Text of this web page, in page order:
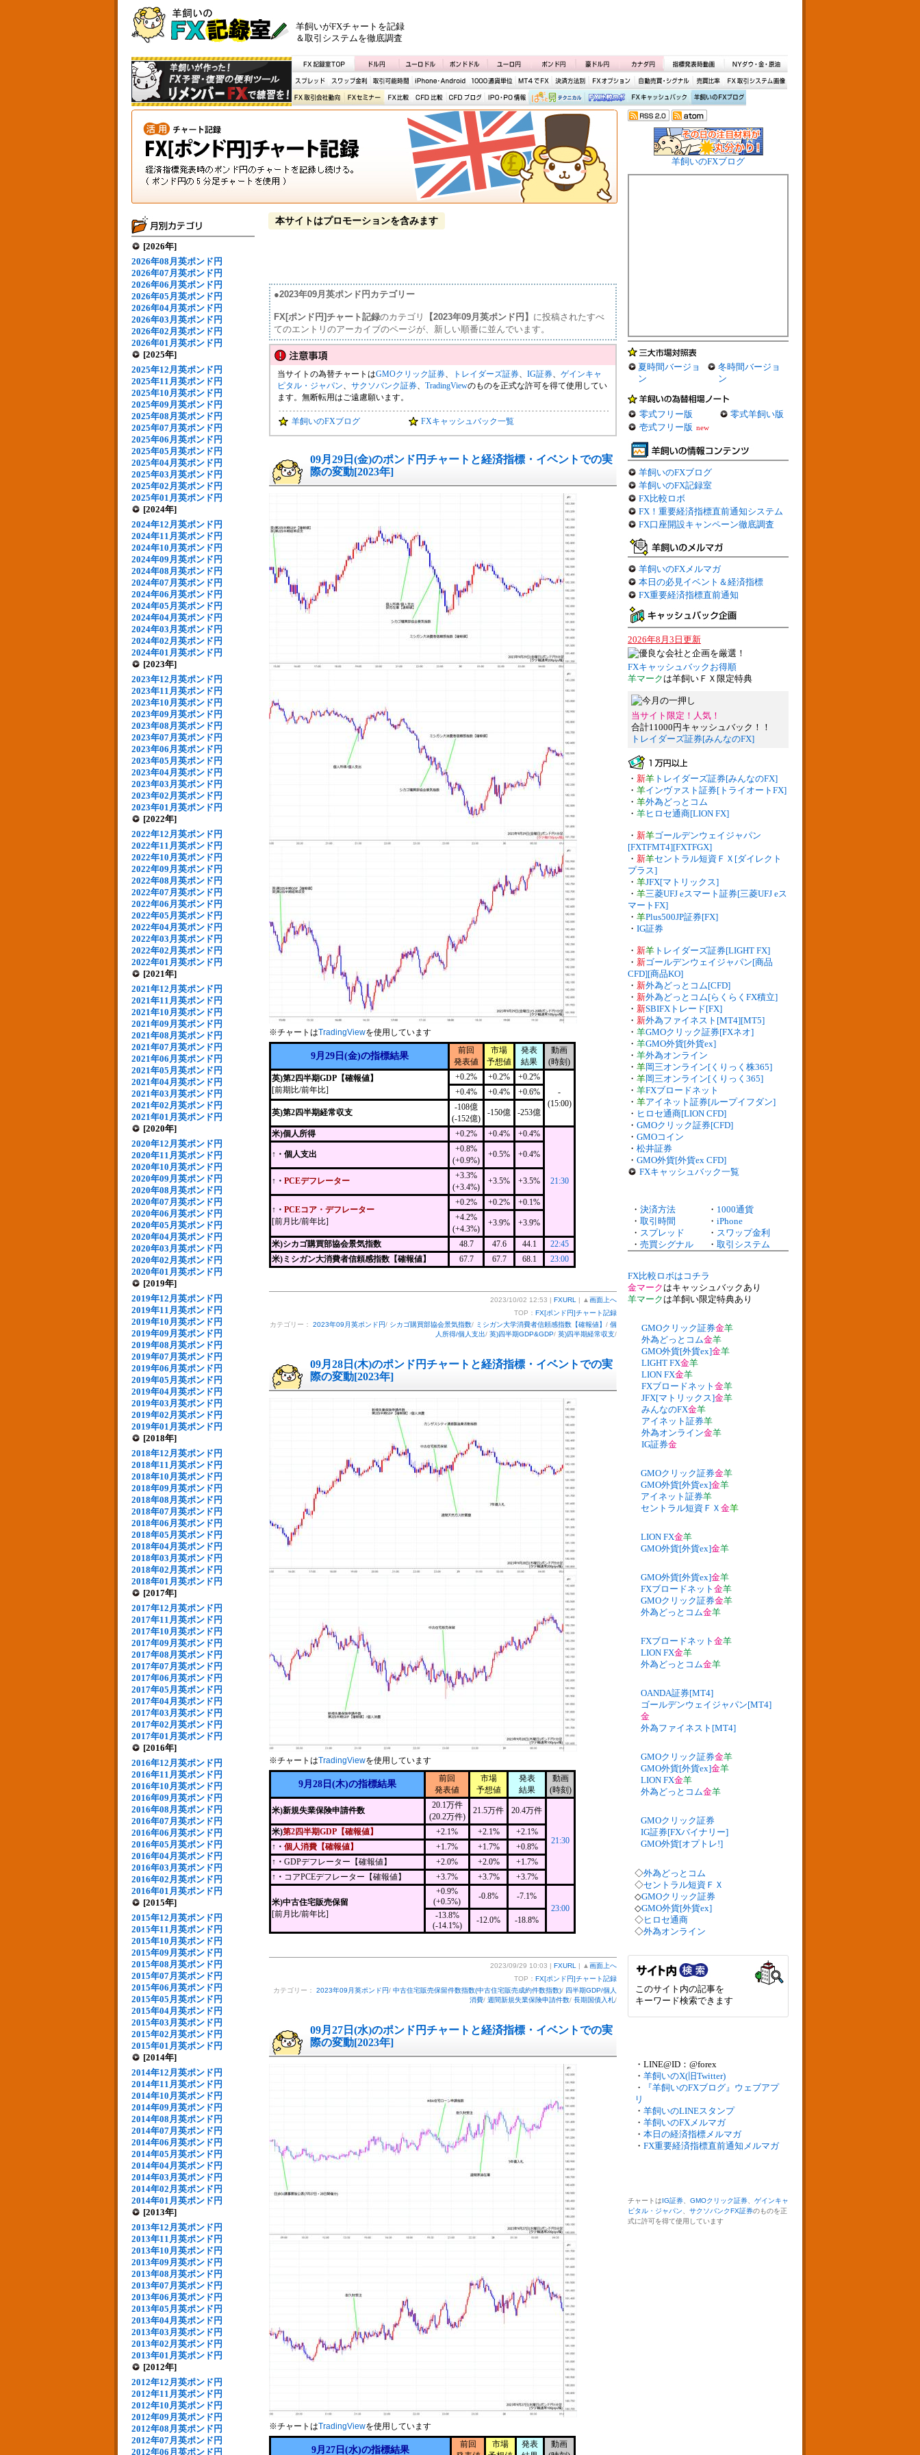
羊飼いがFXチャートを記録
＆取引システムを徹底調査
[2026年]
2026年08月英ポンド円
2026年07月英ポンド円
2026年06月英ポンド円
2026年05月英ポンド円
2026年04月英ポンド円
2026年03月英ポンド円
2026年02月英ポンド円
2026年01月英ポンド円
[2025年]
2025年12月英ポンド円
2025年11月英ポンド円
2025年10月英ポンド円
2025年09月英ポンド円
2025年08月英ポンド円
2025年07月英ポンド円
2025年06月英ポンド円
2025年05月英ポンド円
2025年04月英ポンド円
2025年03月英ポンド円
2025年02月英ポンド円
2025年01月英ポンド円
[2024年]
2024年12月英ポンド円
2024年11月英ポンド円
2024年10月英ポンド円
2024年09月英ポンド円
2024年08月英ポンド円
2024年07月英ポンド円
2024年06月英ポンド円
2024年05月英ポンド円
2024年04月英ポンド円
2024年03月英ポンド円
2024年02月英ポンド円
2024年01月英ポンド円
[2023年]
2023年12月英ポンド円
2023年11月英ポンド円
2023年10月英ポンド円
2023年09月英ポンド円
2023年08月英ポンド円
2023年07月英ポンド円
2023年06月英ポンド円
2023年05月英ポンド円
2023年04月英ポンド円
2023年03月英ポンド円
2023年02月英ポンド円
2023年01月英ポンド円
[2022年]
2022年12月英ポンド円
2022年11月英ポンド円
2022年10月英ポンド円
2022年09月英ポンド円
2022年08月英ポンド円
2022年07月英ポンド円
2022年06月英ポンド円
2022年05月英ポンド円
2022年04月英ポンド円
2022年03月英ポンド円
2022年02月英ポンド円
2022年01月英ポンド円
[2021年]
2021年12月英ポンド円
2021年11月英ポンド円
2021年10月英ポンド円
2021年09月英ポンド円
2021年08月英ポンド円
2021年07月英ポンド円
2021年06月英ポンド円
2021年05月英ポンド円
2021年04月英ポンド円
2021年03月英ポンド円
2021年02月英ポンド円
2021年01月英ポンド円
[2020年]
2020年12月英ポンド円
2020年11月英ポンド円
2020年10月英ポンド円
2020年09月英ポンド円
2020年08月英ポンド円
2020年07月英ポンド円
2020年06月英ポンド円
2020年05月英ポンド円
2020年04月英ポンド円
2020年03月英ポンド円
2020年02月英ポンド円
2020年01月英ポンド円
[2019年]
2019年12月英ポンド円
2019年11月英ポンド円
2019年10月英ポンド円
2019年09月英ポンド円
2019年08月英ポンド円
2019年07月英ポンド円
2019年06月英ポンド円
2019年05月英ポンド円
2019年04月英ポンド円
2019年03月英ポンド円
2019年02月英ポンド円
2019年01月英ポンド円
[2018年]
2018年12月英ポンド円
2018年11月英ポンド円
2018年10月英ポンド円
2018年09月英ポンド円
2018年08月英ポンド円
2018年07月英ポンド円
2018年06月英ポンド円
2018年05月英ポンド円
2018年04月英ポンド円
2018年03月英ポンド円
2018年02月英ポンド円
2018年01月英ポンド円
[2017年]
2017年12月英ポンド円
2017年11月英ポンド円
2017年10月英ポンド円
2017年09月英ポンド円
2017年08月英ポンド円
2017年07月英ポンド円
2017年06月英ポンド円
2017年05月英ポンド円
2017年04月英ポンド円
2017年03月英ポンド円
2017年02月英ポンド円
2017年01月英ポンド円
[2016年]
2016年12月英ポンド円
2016年11月英ポンド円
2016年10月英ポンド円
2016年09月英ポンド円
2016年08月英ポンド円
2016年07月英ポンド円
2016年06月英ポンド円
2016年05月英ポンド円
2016年04月英ポンド円
2016年03月英ポンド円
2016年02月英ポンド円
2016年01月英ポンド円
[2015年]
2015年12月英ポンド円
2015年11月英ポンド円
2015年10月英ポンド円
2015年09月英ポンド円
2015年08月英ポンド円
2015年07月英ポンド円
2015年06月英ポンド円
2015年05月英ポンド円
2015年04月英ポンド円
2015年03月英ポンド円
2015年02月英ポンド円
2015年01月英ポンド円
[2014年]
2014年12月英ポンド円
2014年11月英ポンド円
2014年10月英ポンド円
2014年09月英ポンド円
2014年08月英ポンド円
2014年07月英ポンド円
2014年06月英ポンド円
2014年05月英ポンド円
2014年04月英ポンド円
2014年03月英ポンド円
2014年02月英ポンド円
2014年01月英ポンド円
[2013年]
2013年12月英ポンド円
2013年11月英ポンド円
2013年10月英ポンド円
2013年09月英ポンド円
2013年08月英ポンド円
2013年07月英ポンド円
2013年06月英ポンド円
2013年05月英ポンド円
2013年04月英ポンド円
2013年03月英ポンド円
2013年02月英ポンド円
2013年01月英ポンド円
[2012年]
2012年12月英ポンド円
2012年11月英ポンド円
2012年10月英ポンド円
2012年09月英ポンド円
2012年08月英ポンド円
2012年07月英ポンド円
2012年06月英ポンド円
本サイトはプロモーションを含みます
●2023年09月英ポンド円カテゴリー
FX[ポンド円]チャート記録のカテゴリ 【2023年09月英ポンド円】 に投稿されたすべ
てのエントリのアーカイブのページが、新しい順番に並んでいます。
当サイトの為替チャートはGMOクリック証券、 トレイダーズ証券、 IG証券、 ゲインキャ
ピタル・ジャパン、 サクソバンク証券、 TradingViewのものを正式な許可を得て使用してい
ます。無断転用はご遠慮願います。
羊飼いのFXブログ FXキャッシュバック一覧
09月29日(金)のポンド円チャートと経済指標・イベントでの実
際の変動[2023年]
※チャートはTradingViewを使用しています
9月29日(金)の指標結果
前回
発表値
市場
予想値
発表
結果
動画
(時刻)
英)第2四半期GDP【確報値】
[前期比/前年比]
+0.2% +0.2%
+0.2%
-
(15:00)
+0.4% +0.4% +0.6%
英)第2四半期経常収支
-108億
(-152億)
-150億 -253億
米)個人所得 +0.2% +0.4% +0.4%
21:30
↑・個人支出
+0.8%
(+0.9%)
+0.5% +0.4%
↑・ PCEデフレーター
+3.3%
(+3.4%)
+3.5% +3.5%
↑・ PCEコア・デフレーター
[前月比/前年比]
+0.2% +0.2%
+0.1%
+4.2%
(+4.3%)
+3.9% +3.9%
米)シカゴ購買部協会景気指数 48.7 47.6 44.1
22:45
米)ミシガン大消費者信頼感指数【確報値】
67.7 67.7 68.1 23:00
2023/10/02 12:53 | FXURL | ▲ 画面上へ
TOP： FX[ポンド円]チャート記録
カテゴリー： 2023年09月英ポンド円/ シカゴ購買部協会景気指数/ ミシガン大学消費者信頼感指数【確報値】 / 個
人所得/個人支出/ 英)四半期GDP&GDP/ 英)四半期経常収支/
09月28日(木)のポンド円チャートと経済指標・イベントでの実
際の変動[2023年]
※チャートはTradingViewを使用しています
9月28日(木)の指標結果
前回
発表値
市場
予想値
発表
結果
動画
(時刻)
米)新規失業保険申請件数
20.1万件
(20.2万件)
21.5万件 20.4万件
21:30
米)第2四半期GDP【確報値】 +2.1% +2.1%
+2.1%
↑・ 個人消費【確報値】 +1.7% +1.7%
+0.8%
↑・ GDPデフレーター【確報値】 +2.0% +2.0%
+1.7%
↑・ コアPCEデフレーター【確報値】 +3.7% +3.7% +3.7%
米)中古住宅販売保留
[前月比/前年比]
+0.9%
(+0.5%)
-0.8%
-7.1%
23:00
-13.8%
(-14.1%)
-12.0% -18.8%
2023/09/29 10:03 | FXURL | ▲ 画面上へ
TOP： FX[ポンド円]チャート記録
カテゴリー： 2023年09月英ポンド円/ 中古住宅販売保留件数指数(中古住宅販売成約件数指数)/ 四半期GDP/個人
消費/ 週間新規失業保険申請件数/ 長期国債入札/
09月27日(水)のポンド円チャートと経済指標・イベントでの実
際の変動[2023年]
※チャートはTradingViewを使用しています
9月27日(水)の指標結果
前回
市場
発表
動画
羊飼いのFXブログ
夏時間バージョ
ン
冬時間バージョ
ン
零式フリー版
零式羊飼い版
壱式フリー版 new
羊飼いのFXブログ
羊飼いのFX記録室
FX比較ロボ
FX！重要経済指標直前通知システム
FX口座開設キャンペーン徹底調査
羊飼いのFXメルマガ
本日の必見イベント＆経済指標
FX重要経済指標直前通知
2026年8月3日更新
FXキャッシュバックお得順
羊マーク は羊飼いＦＸ限定特典
当サイト限定！人気！
合計11000円キャッシュバック！！
トレイダーズ証券[みんなのFX]
・ 新羊 トレイダーズ証券[みんなのFX]
・ 羊インヴァスト証券[トライオートFX]
・ 羊外為どっとコム
・ 羊ヒロセ通商[LION FX]
・ 新羊ゴールデンウェイジャパン
[FXTFMT4][FXTFGX]
・ 新羊セントラル短資ＦＸ[ダイレクト
プラス]
・ 羊JFX[マトリックス]
・ 羊三菱UFJ eスマート証券[三菱UFJ eス
マートFX]
・ 羊Plus500JP証券[FX]
・ IG証券
・ 新羊 トレイダーズ証券[LIGHT FX]
・ 新ゴールデンウェイジャパン[商品
CFD][商品KO]
・ 新外為どっとコム[CFD]
・ 新外為どっとコム[らくらくFX積立]
・ 新SBIFXトレード[FX]
・ 新外為ファイネスト[MT4][MT5]
・ 羊GMOクリック証券[FXネオ]
・ 羊GMO外貨[外貨ex]
・ 羊外為オンライン
・ 羊岡三オンライン[くりっく株365]
・ 羊岡三オンライン[くりっく365]
・ 羊FXブロードネット
・ 羊アイネット証券[ループイフダン]
・ ヒロセ通商[LION CFD]
・ GMOクリック証券[CFD]
・ GMOコイン
・ 松井証券
・ GMO外貨[外貨ex CFD]
FXキャッシュバック一覧
・ 決済方法 ・ 1000通貨
・ 取引時間 ・ iPhone
・ スプレッド ・ スワップ金利
・ 売買シグナル ・ 取引システム
FX比較ロボはコチラ
金マーク はキャッシュバックあり
羊マーク は羊飼い限定特典あり
GMOクリック証券金羊
外為どっとコム金羊
GMO外貨[外貨ex]金羊
LIGHT FX金羊
LION FX金羊
FXブロードネット 金羊
JFX[マトリックス]金羊
みんなのFX金羊
アイネット証券羊
外為オンライン金羊
IG証券金
GMOクリック証券金羊
GMO外貨[外貨ex]金羊
アイネット証券羊
セントラル短資ＦＸ 金羊
LION FX金羊
GMO外貨[外貨ex]金羊
GMO外貨[外貨ex]金羊
FXブロードネット 金羊
GMOクリック証券金羊
外為どっとコム金羊
FXブロードネット 金羊
LION FX金羊
外為どっとコム金羊
OANDA証券[MT4]
ゴールデンウェイジャパン[MT4]
金
外為ファイネスト[MT4]
GMOクリック証券金羊
GMO外貨[外貨ex]金羊
LION FX金羊
外為どっとコム金羊
GMOクリック証券
IG証券[FXバイナリー]
GMO外貨[オプトレ!]
◇外為どっとコム
◇セントラル短資ＦＸ
◇GMOクリック証券
◇GMO外貨[外貨ex]
◇ヒロセ通商
◇外為オンライン
このサイト内の記事を
キーワード検索できます
・LINE@ID：@forex
・ 羊飼いのX(旧Twitter)
・
『羊飼いのFXブログ』ウェブアプ
リ
・ 羊飼いのLINEスタンプ
・ 羊飼いのFXメルマガ
・ 本日の経済指標メルマガ
・ FX重要経済指標直前通知メルマガ
チャートはIG証券 GMOクリック証券
ゲインキャ
ピタル・ジャパン
サクソバンクFX証券のものを正
式に許可を得て使用しています